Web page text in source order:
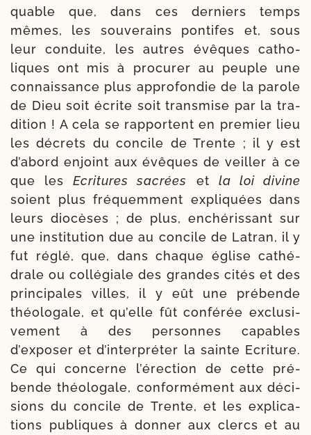
quable que, dans ces der­niers temps
mêmes, les sou­ve­rains pon­tifes et, sous
leur conduite, les autres évêques catho­
liques ont mis à pro­cu­rer au peuple une
connais­sance plus appro­fon­die de la parole
de Dieu soit écrite soit trans­mise par la tra­
di­tion ! A cela se rap­portent en pre­mier lieu
les décrets du concile de Trente ; il y est
d’abord enjoint aux évêques de veiller à ce
que lesEcritures sacrées et la loi divine
soient plus fré­quemment expli­quées dans
leurs dio­cèses ; de plus, enché­ris­sant sur
une ins­ti­tu­tion due au concile de Latran, il y
fut réglé, que, dans chaque église cathé­
drale ou col­lé­giale des grandes cités et des
prin­ci­pales villes, il y eût une pré­bende
théo­lo­gale, et qu’elle fût confé­rée exclu­si­
ve­ment à des per­sonnes capables
d’exposer et d’interpréter la sainte Ecriture.
Ce qui concerne l’érection de cette pré­
bende théo­lo­gale, confor­mé­ment aux déci­
sions du concile de Trente, et les expli­ca­
tions publiques à don­ner aux clercs et au